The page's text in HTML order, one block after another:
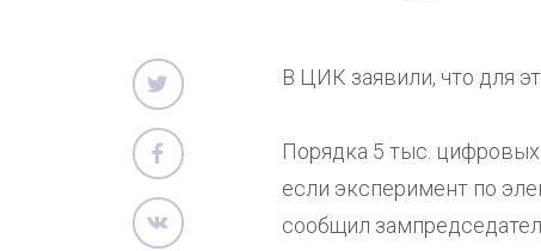
В ЦИК заявили, что для
Порядка 5 тыс.
если эксперимент по
сообщил